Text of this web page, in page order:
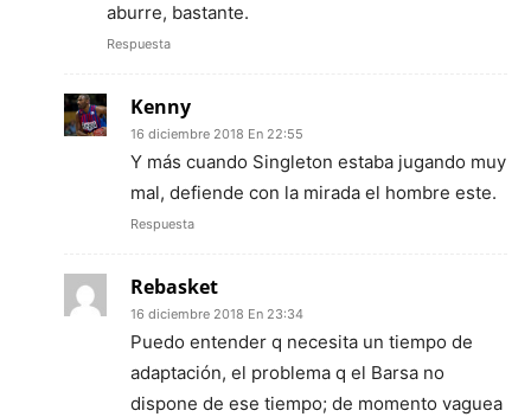
aburre, bastante.
Respuesta
Kenny
16 diciembre 2018 En 22:55
Y más cuando Singleton estaba jugando muy
mal, defiende con la mirada el hombre este.
Respuesta
Rebasket
16 diciembre 2018 En 23:34
Puedo entender q necesita un tiempo de
adaptación, el problema q el Barsa no
dispone de ese tiempo; de momento vaguea